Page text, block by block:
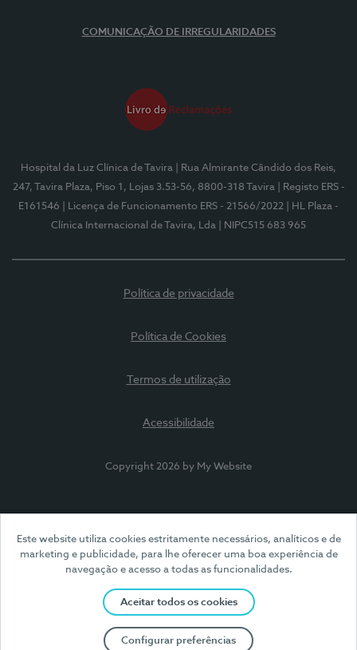
Este website utiliza cookies estritamente necessários, analíticos e de
marketing e publicidade, para lhe oferecer uma boa experiência de
navegação e acesso a todas as funcionalidades.
Aceitar todos os cookies
Configurar preferências
COMUNICAÇÃO DE IRREGULARIDADES
Hospital da Luz Clínica de Tavira
| Rua Almirante Cândido dos Reis,
247, Tavira Plaza, Piso 1, Lojas 3.53-56, 8800-318 Tavira
| Registo ERS -
E161546
| Licença de Funcionamento ERS - 21566/2022
| HL Plaza -
Clínica Internacional de Tavira, Lda
| NIPC515 683 965
Política de privacidade
Política de Cookies
Termos de utilização
Acessibilidade
Copyright 2026 by My Website